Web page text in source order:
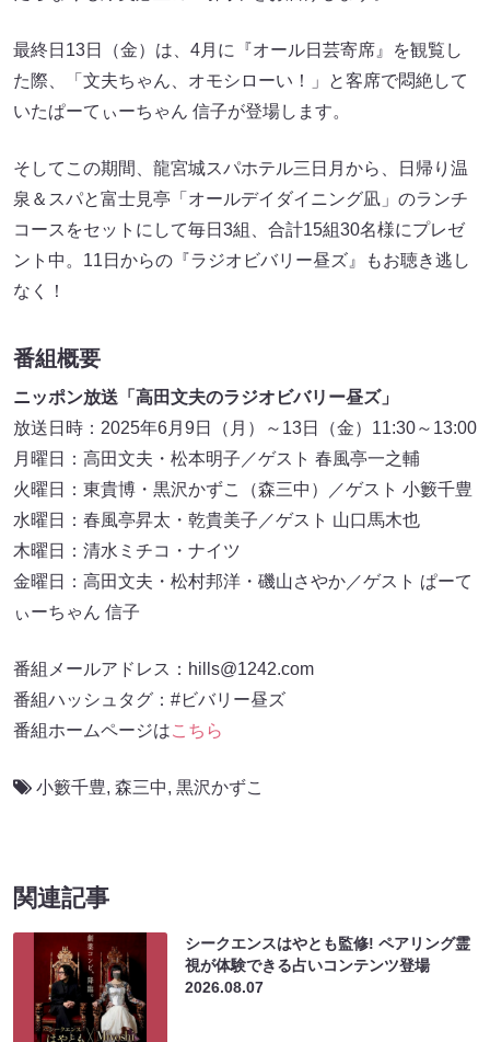
最終日13日（金）は、4月に『オール日芸寄席』を観覧し
た際、「文夫ちゃん、オモシローい！」と客席で悶絶して
いたぱーてぃーちゃん 信子が登場します。
そしてこの期間、龍宮城スパホテル三日月から、日帰り温
泉＆スパと富士見亭「オールデイダイニング凪」のランチ
コースをセットにして毎日3組、合計15組30名様にプレゼ
ント中。11日からの『ラジオビバリー昼ズ』もお聴き逃し
なく！
番組概要
ニッポン放送「高田文夫のラジオビバリー昼ズ」
放送日時：2025年6月9日（月）～13日（金）11:30～13:00
月曜日：高田文夫・松本明子／ゲスト 春風亭一之輔
火曜日：東貴博・黒沢かずこ（森三中）／ゲスト 小籔千豊
水曜日：春風亭昇太・乾貴美子／ゲスト 山口馬木也
木曜日：清水ミチコ・ナイツ
金曜日：高田文夫・松村邦洋・磯山さやか／ゲスト ぱーて
ぃーちゃん 信子
番組メールアドレス：hills@1242.com
番組ハッシュタグ：#ビバリー昼ズ
番組ホームページはこちら
小籔千豊, 森三中, 黒沢かずこ
関連記事
シークエンスはやとも監修! ペアリング霊
視が体験できる占いコンテンツ登場
2026.08.07